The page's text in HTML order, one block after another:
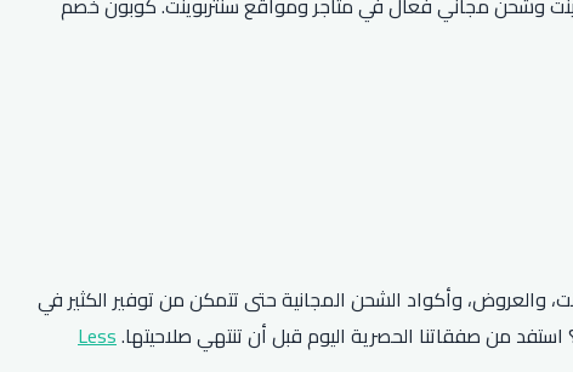
والعروض، وأكواد الشحن المجانية حتى تتمكن من توفير الكثير في
من صفقاتنا الحصرية اليوم قبل أن تنتهي صلاحيتها.Less